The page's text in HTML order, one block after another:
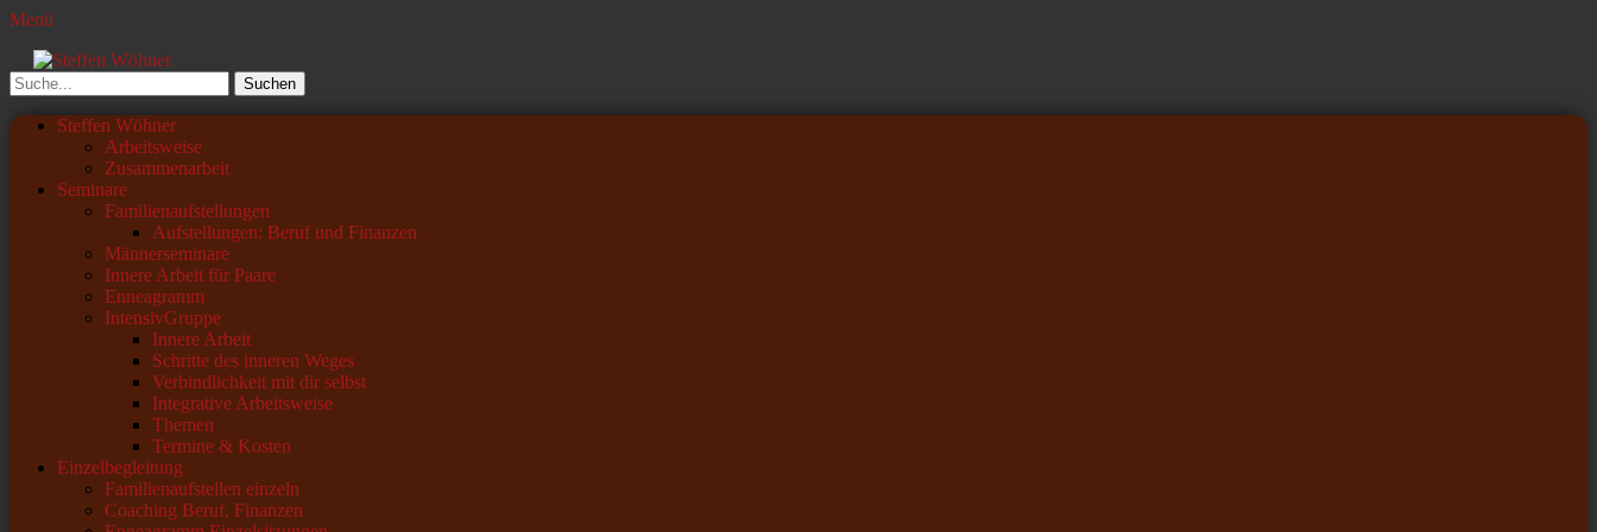
Menü
Steffen Wöhner
Lehrer und Seminarleiter
Suchen
nach:
Primäres
Zum
Steffen Wöhner
Arbeitsweise
Zusammenarbeit
Seminare
Familienaufstellungen
Aufstellungen: Beruf und Finanzen
Männerseminare
Innere Arbeit für Paare
Enneagramm
IntensivGruppe
Innere Arbeit
Schritte des inneren Weges
Verbindlichkeit mit dir selbst
Integrative Arbeitsweise
Themen
Termine & Kosten
Einzelbegleitung
Familienaufstellen einzeln
Coaching Beruf, Finanzen